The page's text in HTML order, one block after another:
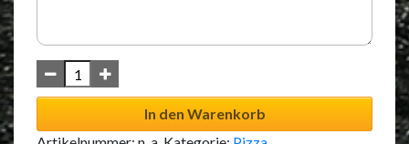
In den Warenkorb